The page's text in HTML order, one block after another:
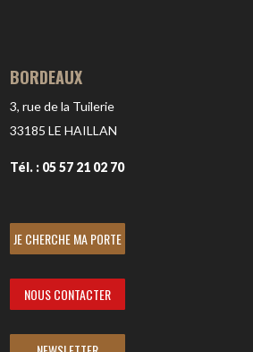
BORDEAUX
3, rue de la Tuilerie
33185LE HAILLAN
Tél. : 05 57 21 02 70
JE CHERCHE MA PORTE
NOUS CONTACTER